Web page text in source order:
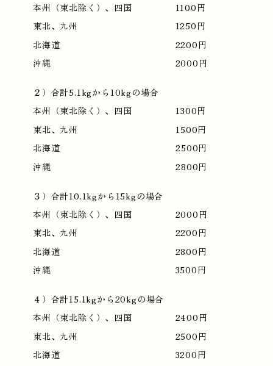
本州（東北除く）、四国
1100円
東北、九州
1250円
北海道
2200円
沖縄
2000円
２）合計5.1kgから10kgの場合
本州（東北除く）、四国
1300円
東北、九州
1500円
北海道
2500円
沖縄
2800円
３）合計10.1kgから15kgの場合
本州（東北除く）、四国
2000円
東北、九州
2200円
北海道
2800円
沖縄
3500円
４）合計15.1kgから20kgの場合
本州（東北除く）、四国
2400円
東北、九州
2500円
北海道
3200円